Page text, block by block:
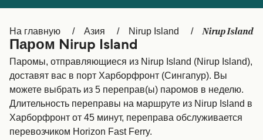
Ελλάδα Belgique (FR)
Polska Deutschland
Schweiz (DE) Norge
Україна Indonesia
المغرب
На главную Азия Nirup Island Nirup Island
Паром Nirup Island
Паромы, отправляющиеся из Nirup Island (Nirup Island),
доставят вас в порт Харборфронт (Сингапур). Вы
можете выбрать из 5 переправ(ы) паромов в неделю.
Длительность переправы на маршруте из Nirup Island в
Харборфронт от 45 минут, переправа обслуживается
перевозчиком Horizon Fast Ferry.